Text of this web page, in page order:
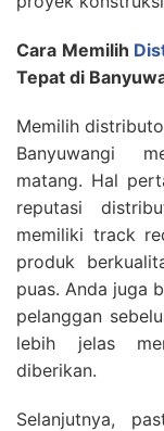
Cara Memilih
Tepat di
Memilih
Banyuwangi
matang. Hal
reputasi
memiliki track
produk
puas. Anda juga
pelanggan
lebih jelas
diberikan.
Selanjutnya,